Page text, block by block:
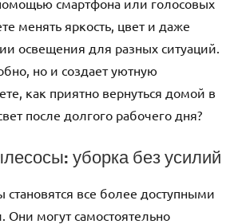
менять яркость, цвет и даже
освещения для разных ситуаций.
но и создает уютную
как приятно вернуться домой в
после долгого рабочего дня?
уборка без усилий
все более доступными
могут самостоятельно